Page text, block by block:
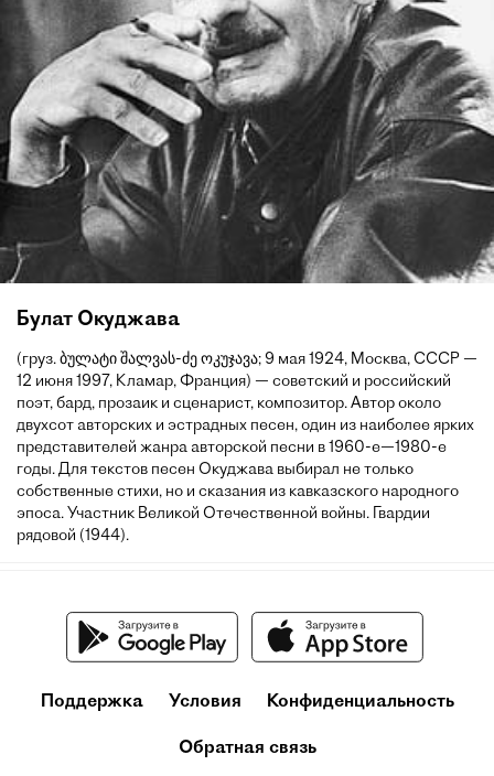
Булат Окуджава
(груз. ბულატი შალვას-ძე ოკუჯავა; 9 мая 1924, Москва, СССР —
12 июня 1997, Кламар, Франция) — советский и российский
поэт, бард, прозаик и сценарист, композитор. Автор около
двухсот авторских и эстрадных песен, один из наиболее ярких
представителей жанра авторской песни в 1960-е—1980-е
годы. Для текстов песен Окуджава выбирал не только
собственные стихи, но и сказания из кавказского народного
эпоса. Участник Великой Отечественной войны. Гвардии
рядовой (1944).
Поддержка Условия Конфиденциальность
Обратная связь